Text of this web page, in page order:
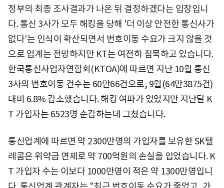
정부의 최종 조사결과가 나온 뒤 결정하겠다는 입장입니
다. 통신 3사가 모두 해킹을 당해 '더 이상 안전한 통신사가
없다'는 인식이 확산되면서 번호이동 수요가 크지 않을 것
으로 업계는 전망하지만 KT는 여전히 침묵하고 있습니다.
한국통신사업자연합회(KTOA)에 따르면 지난 10월 통신
3사의 번호이동 건수는 60만66건으로, 9월(64만3875건)
대비 6.8% 감소했습니다. 해킹 여파가 있었지만 지난달 K
T 가입자는 6523명 순감하는데 그쳤습니다.
통신업계에 따르면 약 2300만명의 가입자를 보유한 SK텔
레콤은 위약금 면제로 약 700억원의 손실을 입었습니다. K
T 가입자 수는 이보다 1000만명이 적은 약 1300만명입니